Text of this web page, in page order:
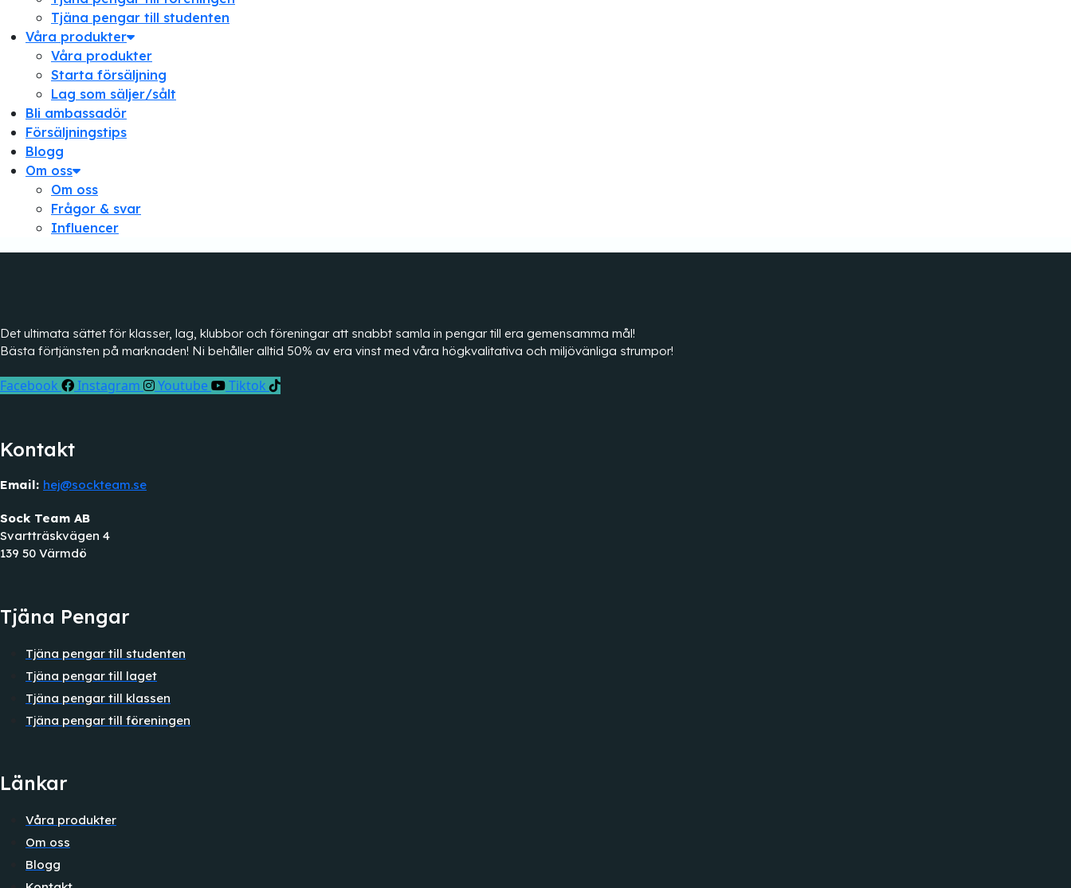
Tjäna pengar till studenten
Våra produkter
Våra produkter
Starta försäljning
Lag som säljer/sålt
Bli ambassadör
Försäljningstips
Blogg
Om oss
Om oss
Frågor & svar
Influencer
Det ultimata sättet för klasser, lag, klubbor och föreningar att snabbt samla in pengar till era gemensamma mål!
Bästa förtjänsten på marknaden! Ni behåller alltid 50% av era vinst med våra högkvalitativa och miljövänliga strumpor!
Facebook Instagram Youtube Tiktok
Kontakt
Email: hej@sockteam.se
Sock Team AB
Svartträskvägen 4
139 50 Värmdö
Tjäna Pengar
Tjäna pengar till studenten
Tjäna pengar till laget
Tjäna pengar till klassen
Tjäna pengar till föreningen
Länkar
Våra produkter
Om oss
Blogg